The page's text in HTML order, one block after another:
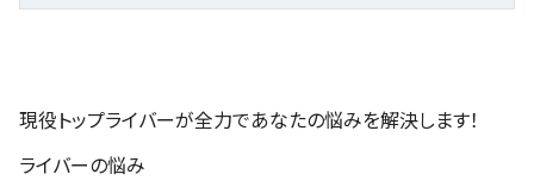
現役トップライバーが全力であなたの悩みを解決します！
ライバーの悩み